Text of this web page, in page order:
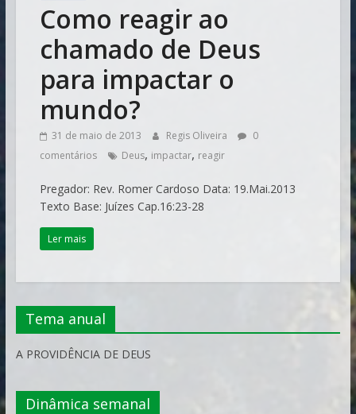
Como reagir ao
chamado de Deus
para impactar o
mundo?
31 de maio de 2013 Regis Oliveira
0
comentários
Deus, impactar, reagir
Pregador: Rev. Romer Cardoso Data: 19.Mai.2013
Texto Base: Juízes Cap.16:23-28
Ler mais
Tema anual
A PROVIDÊNCIA DE DEUS
Dinâmica semanal